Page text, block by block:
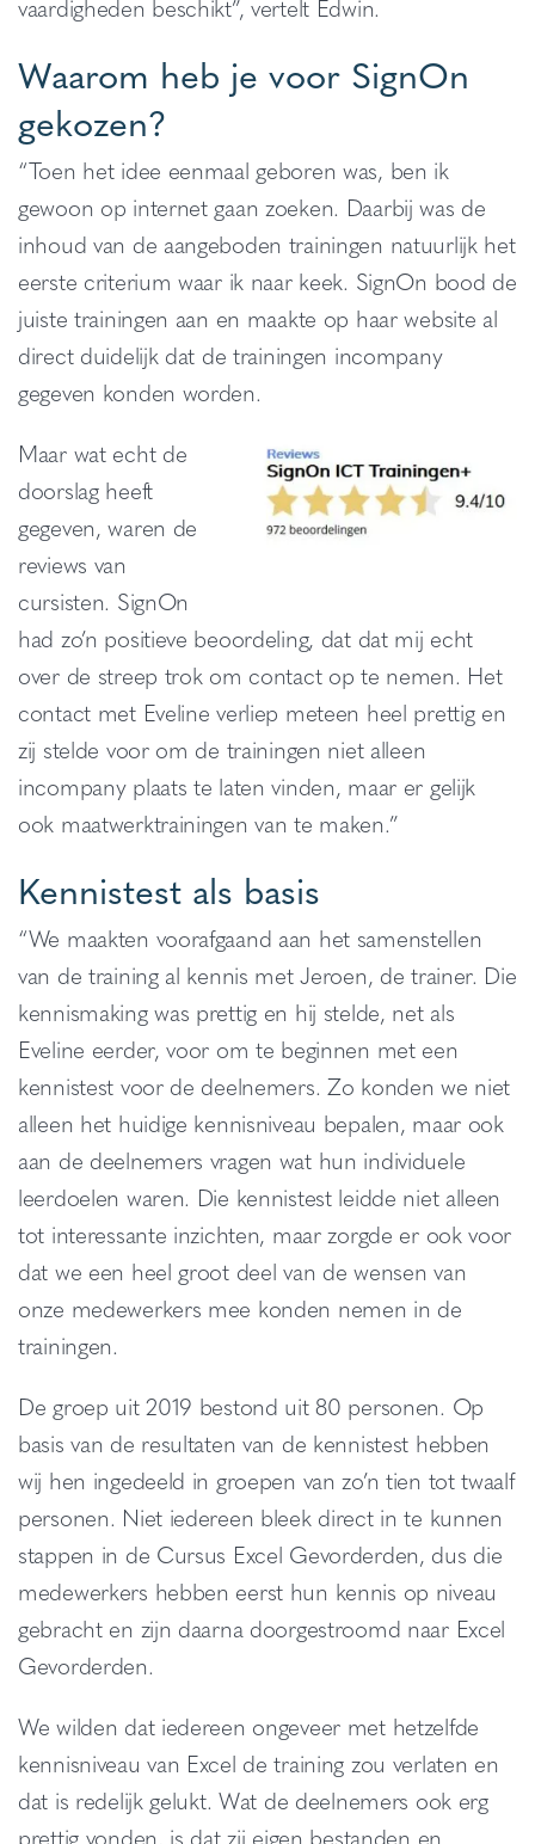
vaardigheden beschikt”, vertelt Edwin.
Waarom heb je voor SignOn
gekozen?
“Toen het idee eenmaal geboren was, ben ik
gewoon op internet gaan zoeken. Daarbij was de
inhoud van de aangeboden trainingen natuurlijk het
eerste criterium waar ik naar keek. SignOn bood de
juiste trainingen aan en maakte op haar website al
direct duidelijk dat de trainingen incompany
gegeven konden worden.
Maar wat echt de
doorslag heeft
gegeven, waren de
reviews van
cursisten. SignOn
had zo’n positieve beoordeling, dat dat mij echt
over de streep trok om contact op te nemen. Het
contact met Eveline verliep meteen heel prettig en
zij stelde voor om de trainingen niet alleen
incompany plaats te laten vinden, maar er gelijk
ook maatwerktrainingen van te maken.”
Kennistest als basis
“We maakten voorafgaand aan het samenstellen
van de training al kennis met Jeroen, de trainer. Die
kennismaking was prettig en hij stelde, net als
Eveline eerder, voor om te beginnen met een
kennistest voor de deelnemers. Zo konden we niet
alleen het huidige kennisniveau bepalen, maar ook
aan de deelnemers vragen wat hun individuele
leerdoelen waren. Die kennistest leidde niet alleen
tot interessante inzichten, maar zorgde er ook voor
dat we een heel groot deel van de wensen van
onze medewerkers mee konden nemen in de
trainingen.
De groep uit 2019 bestond uit 80 personen. Op
basis van de resultaten van de kennistest hebben
wij hen ingedeeld in groepen van zo’n tien tot twaalf
personen. Niet iedereen bleek direct in te kunnen
stappen in de Cursus Excel Gevorderden, dus die
medewerkers hebben eerst hun kennis op niveau
gebracht en zijn daarna doorgestroomd naar Excel
Gevorderden.
We wilden dat iedereen ongeveer met hetzelfde
kennisniveau van Excel de training zou verlaten en
dat is redelijk gelukt. Wat de deelnemers ook erg
prettig vonden, is dat zij eigen bestanden en